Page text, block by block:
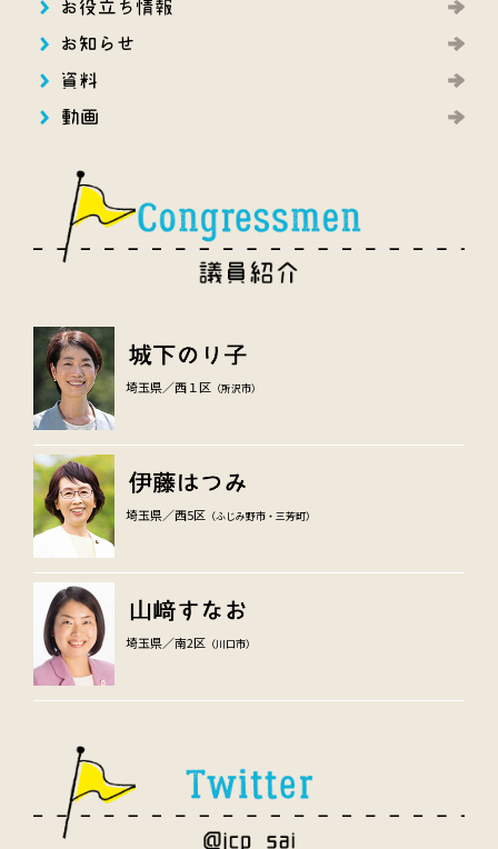
埼玉県／西１区 （所沢市）
埼玉県／西5区 （ふじみ野市・三芳町）
埼玉県／南2区 （川口市）